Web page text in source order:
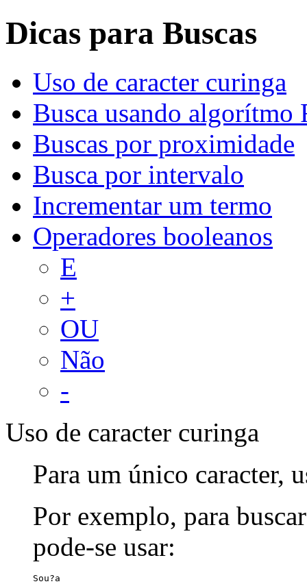
Dicas para Buscas
Uso de caracter curinga
Busca usando algorítmo
Buscas por proximidade
Busca por intervalo
Incrementar um termo
Operadores booleanos
E
+
OU
Não
-
Uso de caracter curinga
Para um único caracter,
Por exemplo, para
pode-se usar:
Sou?a